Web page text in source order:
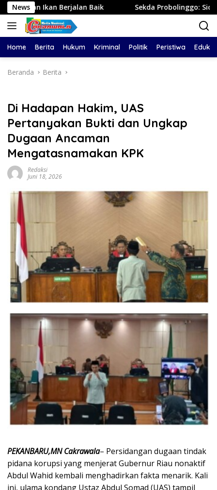
Langsung
ke
konten
News
Baik Sekda Probolinggo: Sidak Tambang dan
Home Berita Hukum Kriminal Politik Peristiwa
Beranda Berita
Di Hadapan Hakim, UAS
Pertanyakan Bukti dan Ungkap
Dugaan Ancaman
Mengatasnamakan KPK
Redaksi
Juni 18, 2026
PEKANBARU,MN Cakrawala– Persidangan dugaan tindak
pidana korupsi yang menjerat Gubernur Riau nonaktif
Abdul Wahid kembali menghadirkan fakta menarik. Kali
ini, ulama kondang Ustaz Abdul Somad (UAS) tampil